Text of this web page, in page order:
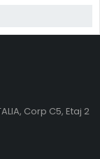
Corp C5, Etaj 2